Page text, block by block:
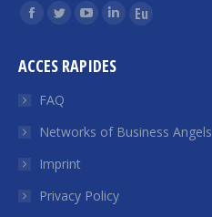
Find us on:
Facebook
opens
window
Twitter
opens
in
window
YouTube
opens
window
Linkedin
opens
window
Euroquity
window
ACCES RAPIDES
FAQ
Networks of Business Angels
Imprint
Privacy Policy